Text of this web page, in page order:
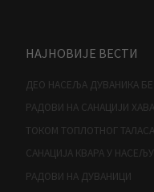
НАЈНОВИЈЕ ВЕСТИ
ДЕО НАСЕЉА ДУВАНИКА
РАДОВИ НА САНАЦИЈИ
ТОКОМ ТОПЛОТНОГ
САНАЦИЈА КВАРА У
РАДОВИ НА ДУВАНИЦИ